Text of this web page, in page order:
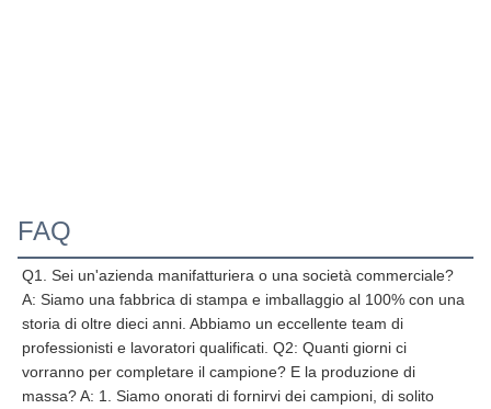
FAQ
Q1. Sei un'azienda manifatturiera o una società commerciale?
A: Siamo una fabbrica di stampa e imballaggio al 100% con una
storia di oltre dieci anni. Abbiamo un eccellente team di
professionisti e lavoratori qualificati. Q2: Quanti giorni ci
vorranno per completare il campione? E la produzione di
massa? A: 1. Siamo onorati di fornirvi dei campioni, di solito